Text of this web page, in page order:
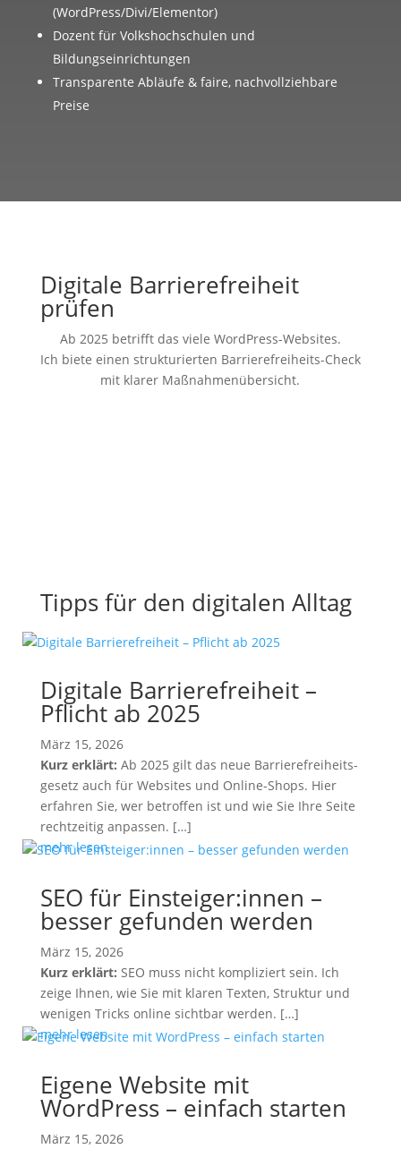
(WordPress/Divi/Elementor)
Dozent für Volkshochschulen und
Bildungseinrichtungen
Transparente Abläufe & faire, nachvollziehbare
Preise
Digitale Barrierefreiheit
prüfen
Ab 2025 betrifft das viele WordPress-Websites.
Ich biete einen strukturierten Barrierefreiheits-Check
mit klarer Maßnahmenübersicht.
Tipps für den digitalen Alltag
Digitale Barrierefreiheit –
Pflicht ab 2025
März 15, 2026
Kurz erklärt: Ab 2025 gilt das neue Barrierefreiheits­
gesetz auch für Websites und Online-Shops. Hier
erfahren Sie, wer betroffen ist und wie Sie Ihre Seite
rechtzeitig anpassen. […]
mehr lesen
SEO für Einsteiger:innen –
besser gefunden werden
März 15, 2026
Kurz erklärt: SEO muss nicht kompliziert sein. Ich
zeige Ihnen, wie Sie mit klaren Texten, Struktur und
wenigen Tricks online sichtbar werden. […]
mehr lesen
Eigene Website mit
WordPress – einfach starten
März 15, 2026